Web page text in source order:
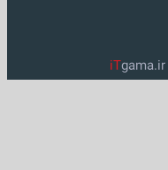
iTgama.ir